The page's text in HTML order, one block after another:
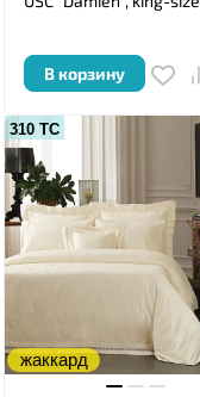
В корзину
310 ТС
жаккард